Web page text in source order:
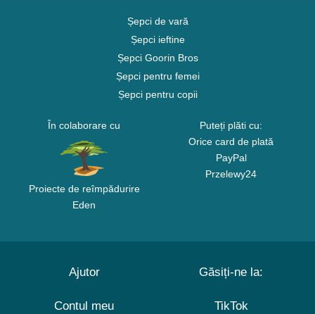
Șepci de vară
Șepci ieftine
Șepci Goorin Bros
Șepci pentru femei
Șepci pentru copii
În colaborare cu
Proiecte de reîmpădurire
Eden
Puteți plăti cu:
Orice card de plată
PayPal
Przelewy24
Ajutor
Contul meu
Găsiți-ne la:
TikTok